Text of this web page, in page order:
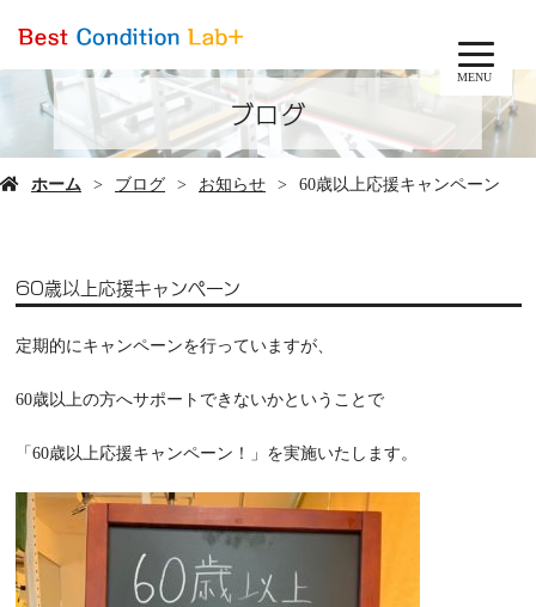
MENU
ブログ
ホーム ブログ お知らせ 60歳以上応援キャンペーン
60歳以上応援キャンペーン
定期的にキャンペーンを行っていますが、
60歳以上の方へサポートできないかということで
「60歳以上応援キャンペーン！」を実施いたします。